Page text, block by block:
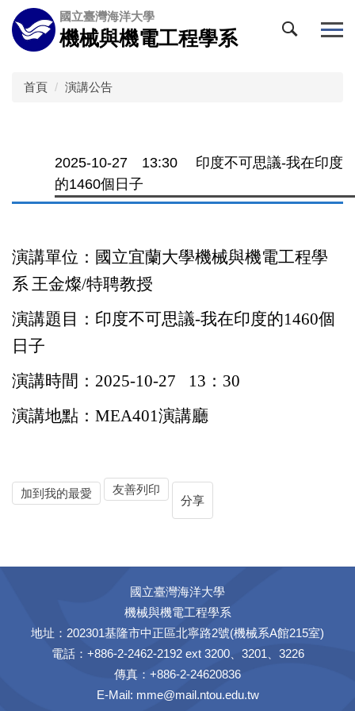
跳
到
主
國立臺灣海洋大學
機械與機電工程學系
首頁 演講公告
2025-10-27 13:30 印度不可思議-我在印度
的1460個日子
演講單位：國立宜蘭大學機械與機電工程學
系王金燦/特聘教授
演講題目：印度不可思議-我在印度的1460個
日子
演講時間： 2025-10-27 13 ： 30
演講地點： MEA401演講廳
加到我的最愛
友善列印
分享
國立臺灣海洋大學
機械與機電工程學系
地址：202301基隆市中正區北寧路2號(機械系A館215室)
電話：+886-2-2462-2192 ext 3200、3201、3226
傳真：+886-2-24620836
E-Mail: mme@mail.ntou.edu.tw